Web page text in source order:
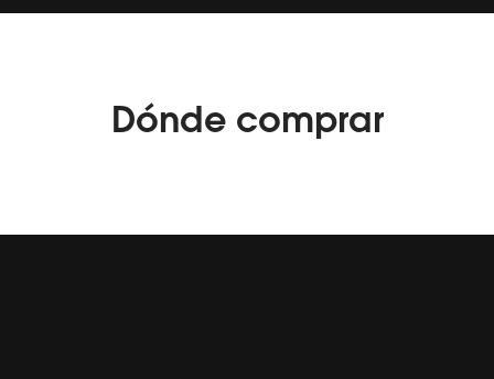
la
Dónde comprar